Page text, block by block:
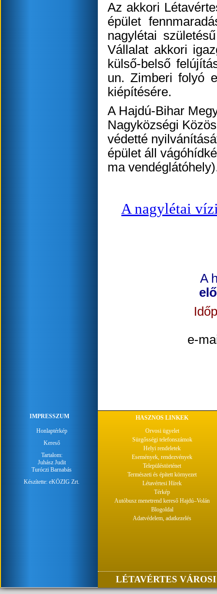
Az akkori
épület
nagylétai
Vállalat akkori
külső-belső
un. Zimberi folyó
kiépítésére.
A Hajdú-Bihar
Nagyközségi
védetté
épület áll
ma
A nagylétai
A
e-
IMPRESSZUM
Honlaptérkép
Kereső
Tartalom:
Juhász Judit
Turóczi Barnabás
Készítette:eKÖZIG Zrt.
HASZNOS LINKEK
Orvosi ügyelet
Sürgősségi telefonszámok
Helyi rendeletek
Események, rendezvények
Településtörténet
Természeti és épített környezet
Létavértesi Hírek
Térkép
Autóbusz menetrend kereső Hajdú–Volán
Blogoldal
Adatvédelem, adatkezelés
LÉTAVÉRTES